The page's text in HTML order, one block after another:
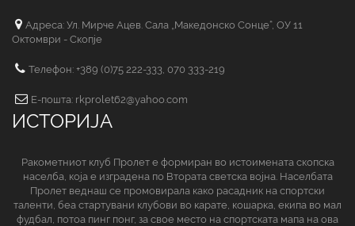
Адреса: Ул. Мирче Ацев. Сала „Македонско Сонце“, ОУ 11
Октомври - Скопје
Телефон: +389 (0)75 222-333, 070 333-219
Е-пошта: rkprolet62@yahoo.com
ИСТОРИЈА
Ракометниот клуб Пролет е формиран во истоимената скопска
населба, која е изградена по Втората светска војна. Населбата
Пролет веднаш се промовирала како расадник на спортски
таленти, беа стартувани клубови во карате, кошарка, екипа во мал
фудбал, потоа пинг понг, за свое место на спортската мапа на ова